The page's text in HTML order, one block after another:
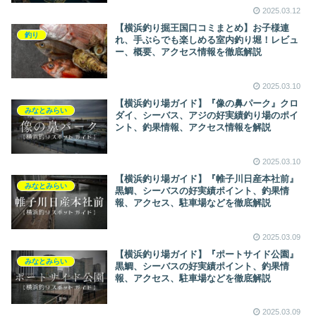
2025.03.12
釣り
【横浜釣り掘王国口コミまとめ】お子様連
れ、手ぶらでも楽しめる室内釣り堀！レビュ
ー、概要、アクセス情報を徹底解説
2025.03.10
みなとみらい
【横浜釣り場ガイド】『像の鼻パーク』クロ
ダイ、シーバス、アジの好実績釣り場のポイ
ント、釣果情報、アクセス情報を解説
2025.03.10
みなとみらい
【横浜釣り場ガイド】『帷子川日産本社前』
黒鯛、シーバスの好実績ポイント、釣果情
報、アクセス、駐車場などを徹底解説
2025.03.09
みなとみらい
【横浜釣り場ガイド】『ポートサイド公園』
黒鯛、シーバスの好実績ポイント、釣果情
報、アクセス、駐車場などを徹底解説
2025.03.09